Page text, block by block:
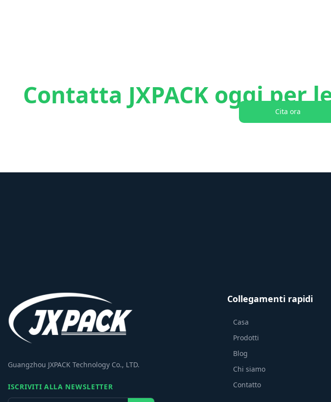
Contatta JXPACK oggi per
Cita ora
Guangzhou JXPACK Technology Co., LTD.
ISCRIVITI ALLA NEWSLETTER
Collegamenti rapidi
Casa
Prodotti
Blog
Chi siamo
Contatto